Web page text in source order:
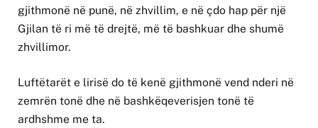
gjithmonë në punë, në zhvillim, e në çdo hap për një
Gjilan të ri më të drejtë, më të bashkuar dhe shumë
zhvillimor.
Luftëtarët e lirisë do të kenë gjithmonë vend nderi në
zemrën tonë dhe në bashkëqeverisjen tonë të
ardhshme me ta.